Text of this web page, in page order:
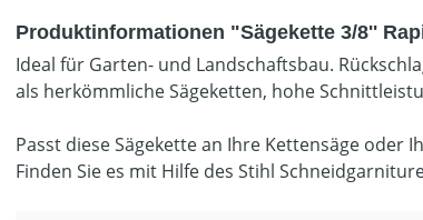
Produktinformationen "Sägekette 3/8''
Ideal für Garten- und Landschaftsbau.
als herkömmliche Sägeketten, hohe
Passt diese Sägekette an Ihre Kettensäge oder
Finden Sie es mit Hilfe des Stihl